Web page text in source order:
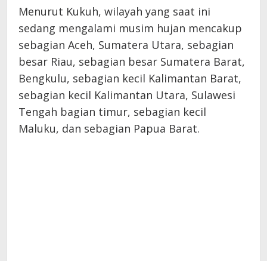
Menurut Kukuh, wilayah yang saat ini
sedang mengalami musim hujan mencakup
sebagian Aceh, Sumatera Utara, sebagian
besar Riau, sebagian besar Sumatera Barat,
Bengkulu, sebagian kecil Kalimantan Barat,
sebagian kecil Kalimantan Utara, Sulawesi
Tengah bagian timur, sebagian kecil
Maluku, dan sebagian Papua Barat.